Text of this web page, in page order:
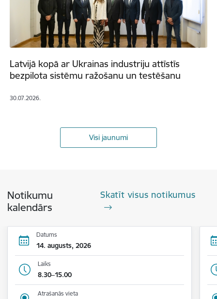
Latvijā kopā ar Ukrainas industriju attīstīs
bezpilota sistēmu ražošanu un testēšanu
30.07.2026.
Visi jaunumi
Notikumu
kalendārs
Skatīt visus notikumus
Datums
14. augusts, 2026
Laiks
8.30–15.00
Atrašanās vieta